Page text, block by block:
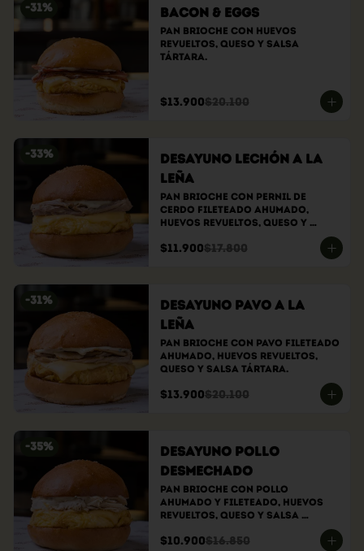
-31% Bacon & Eggs
Pan brioche con huevos
revueltos, queso y salsa
tártara.
$13.900$20.100
-33%
Desayuno Lechón a la
Leña
Pan brioche con pernil de
cerdo fileteado ahumado,
huevos revueltos, queso y
$11.900$17.800
-31%
Desayuno Pavo a la
Leña
Pan brioche con pavo fileteado
ahumado, huevos revueltos,
queso y salsa tártara.
$13.900$20.100
-35%
Desayuno Pollo
Desmechado
Pan brioche con pollo
ahumado y fileteado, huevos
revueltos, queso y salsa
$10.900$16.850